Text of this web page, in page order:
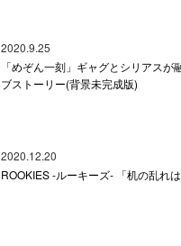
2020.9.25
「めぞん一刻」ギャグとシリアスが
ブストーリー(背景未完成版)
2020.12.20
ROOKIES -ルーキーズ- 「机の乱れは